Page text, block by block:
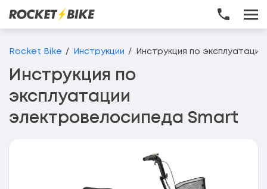
Перейти до основного вмісту
Rocket Bike Инструкции Инструкция по
Инструкция по
эксплуатации
электровелосипеда Smart